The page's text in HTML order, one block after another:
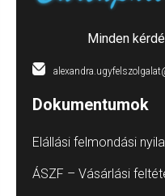
Minden
Dokumentumok
Elállási felmondási
ÁSZF – Vásárlási